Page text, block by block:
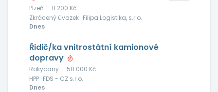
Plzeň · 11 200 Kč
Zkrácený úvazek · Filipa Logistika, s.r.o.
Dnes
Řidič/ka vnitrostátní kamionové
dopravy
Rokycany · 50 000 Kč
HPP · FDS - CZ s.r.o.
Dnes